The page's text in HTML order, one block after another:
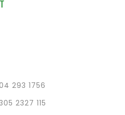
293 1756
2327 115